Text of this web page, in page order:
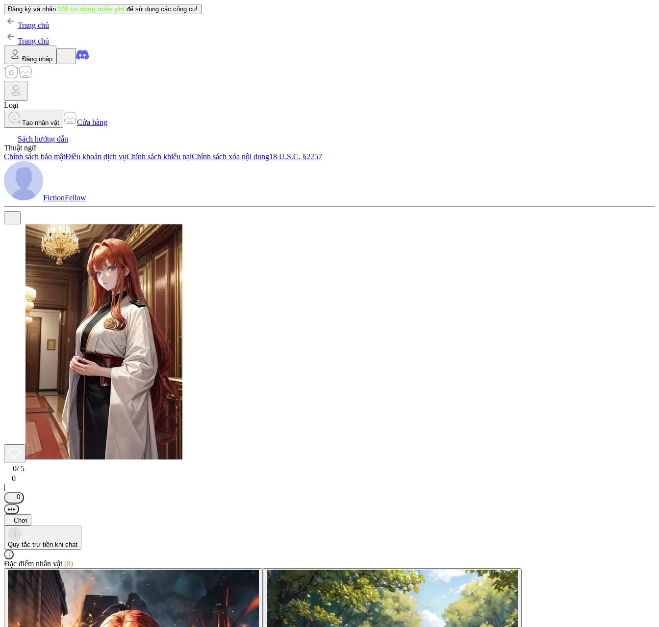
Đăng ký và nhận 100 tín dụng miễn phí để sử dụng các công cụ!
Trang chủ
Trang chủ
Đăng nhập
Loại
Tạo nhân vật
Cửa hàng
Sách hướng dẫn
Thuật ngữ
Chính sách bảo mậtĐiều khoản dịch vụChính sách khiếu nạiChính sách xóa nội dung18 U.S.C. §2257
FictionFellow
0/ 5
0
|
0
•••
Chơi
i
Quy tắc trừ tiền khi chat
i
Đặc điểm nhân vật (8)